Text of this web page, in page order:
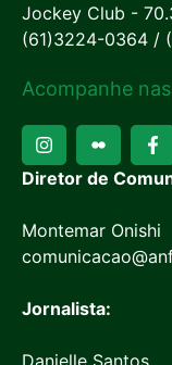
Jockey Club -
(61)3224-0364 /
Acompanhe
Diretor de
Montemar Onishi
Jornalista:
Danielle Santos